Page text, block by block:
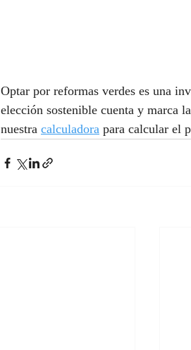
Optar por reformas verdes es una
elección sostenible cuenta y marca
nuestra calculadora para calcular el